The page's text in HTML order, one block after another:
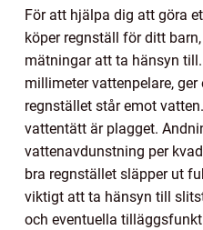
För att hjälpa dig att göra
köper regnställ för ditt
mätningar att ta hänsyn
millimeter vattenpelare,
regnstället står emot
vattentätt är plagget.
vattenavdunstning per
bra regnstället släpper ut
viktigt att ta hänsyn till
och eventuella